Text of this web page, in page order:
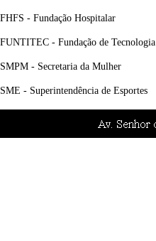
FHFS - Fundação Hospitalar
FUNTITEC - Fundação de Tecnologia
SMPM - Secretaria da Mulher
SME - Superintendência de Esportes